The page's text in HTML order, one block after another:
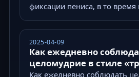
фиксации пениса, в то время
2025-04-09
Как ежедневно
целомудрие в стиле
Как ежедневно соблюдать